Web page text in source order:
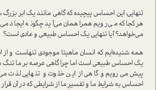
تنهایی، این احساس پیچیده که گاهی مانند یک ابر
هرکجا که می‌رویم همراهمان می‌آید چگونه ایجاد
می‌خواهد؟ آیا تنهایی یک احساس طبیعی و عادی است؟
همه شنیده‌ایم که انسان ماهیتا موجودی تنهاست و
یک احساس طبیعی است اما چرا گاهی عرصه بر ما تنگ
پیش می‌‌رویم و گاهی از این خلوت و تنهایی لذت
احساس به شرایط ما و تفسیرِ ما از شرایطی که در آن